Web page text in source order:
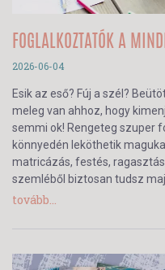
FOGLALKOZTATÓK A
2026-06-04
Esik az eső? Fúj a szél?
meleg van ahhoz, hogy
semmi ok! Rengeteg szuper
könnyedén leköthetik
matricázás, festés,
szemléből biztosan tudsz
tovább...